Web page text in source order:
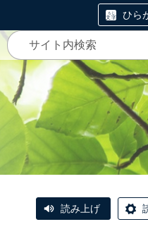
ひら
読み上げ